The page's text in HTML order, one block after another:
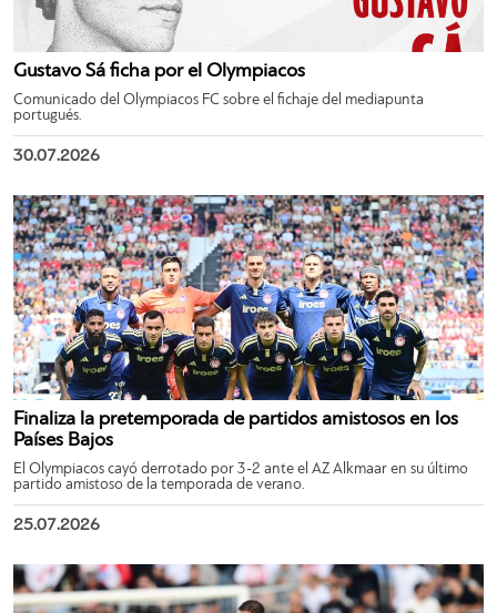
Gustavo Sá ficha por el Olympiacos
Comunicado del Olympiacos FC sobre el fichaje del mediapunta
portugués.
30.07.2026
Finaliza la pretemporada de partidos amistosos en los
Países Bajos
El Olympiacos cayó derrotado por 3-2 ante el AZ Alkmaar en su último
partido amistoso de la temporada de verano.
25.07.2026